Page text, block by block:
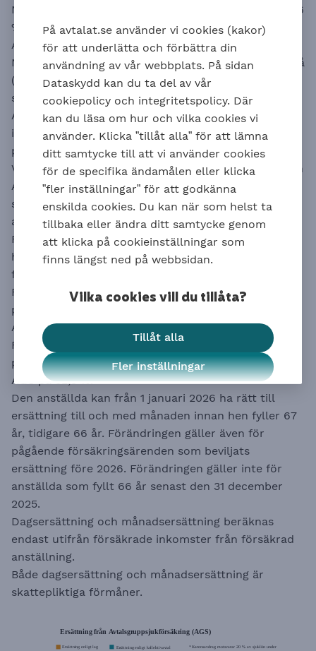
När sjukpenning är på cirka 80 % på normalnivå (77,6
%) från Försäkringskassan blir dagsersättningen från
AGS 12,5 % av sjukpenningen.
När sjukpenning är på cirka 75 % på fortsättningsnivå
(72,7 %) blir dagsersättningen 13,3 % av
sjukpenningen.
AGS ger ingen dagsersättning för tiden efter dag 360
i sjukperioden eller för inkomster över taket på tio
prisbasbelopp.
Vid utbetalning av aktivitets- eller sjukersättning kan
AGS lämna en månadsersättning, baserat på den
sjukpenninggrundande inkomsten (SGI) den
anställda hade när hen blev sjuk.
För inkomstdelar upp till 7,5 prisbasbelopp lämnas
hel månadsersättning från AGS enligt en tabell i
försäkringsvillkoren.
För inkomstdelar mellan 7,5 och upp till 20
prisbasbelopp lämnas hel månadsersättning från
AGS på 65 %.
För inkomsterdelar mellan 20 och upp till 30
prisbasbelopp lämnas hel månadsersättning från
AGS på 32,5 %.
Den anställda kan från 1 januari 2026 ha rätt till
ersättning till och med månaden innan hen fyller 67
år, tidigare 66 år. Förändringen gäller även för
pågående försäkringsärenden som beviljats
ersättning före 2026. Förändringen gäller inte för
anställda som fyllt 66 år senast den 31 december
2025.
Dagsersättning och månadsersättning beräknas
endast utifrån försäkrade inkomster från försäkrad
anställning.
Både dagsersättning och månadsersättning är
skattepliktiga förmåner.
På avtalat.se använder vi cookies (kakor)
för att underlätta och förbättra din
användning av vår webbplats. På sidan
Dataskydd kan du ta del av vår
cookiepolicy och integritetspolicy. Där
kan du läsa om hur och vilka cookies vi
använder. Klicka ”tillåt alla” för att lämna
ditt samtycke till att vi använder cookies
för de specifika ändamålen eller klicka
”fler inställningar” för att godkänna
enskilda cookies. Du kan när som helst ta
tillbaka eller ändra ditt samtycke genom
att klicka på cookieinställningar som
finns längst ned på webbsidan.
Vilka cookies vill du tillåta?
Tillåt alla
Fler inställningar